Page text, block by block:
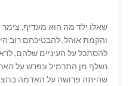
שאלו ילד מה הוא מעדיף,
והקמת אוהל, להבטיכחם רוב
להסתכל על העיניים שלהם,
נשלף מן התרמיל ונפרש על
שהיתה פרושה על האדמה